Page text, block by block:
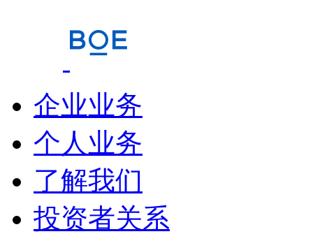
企业业务
个人业务
了解我们
投资者关系